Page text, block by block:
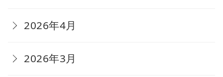
2026年4月
2026年3月